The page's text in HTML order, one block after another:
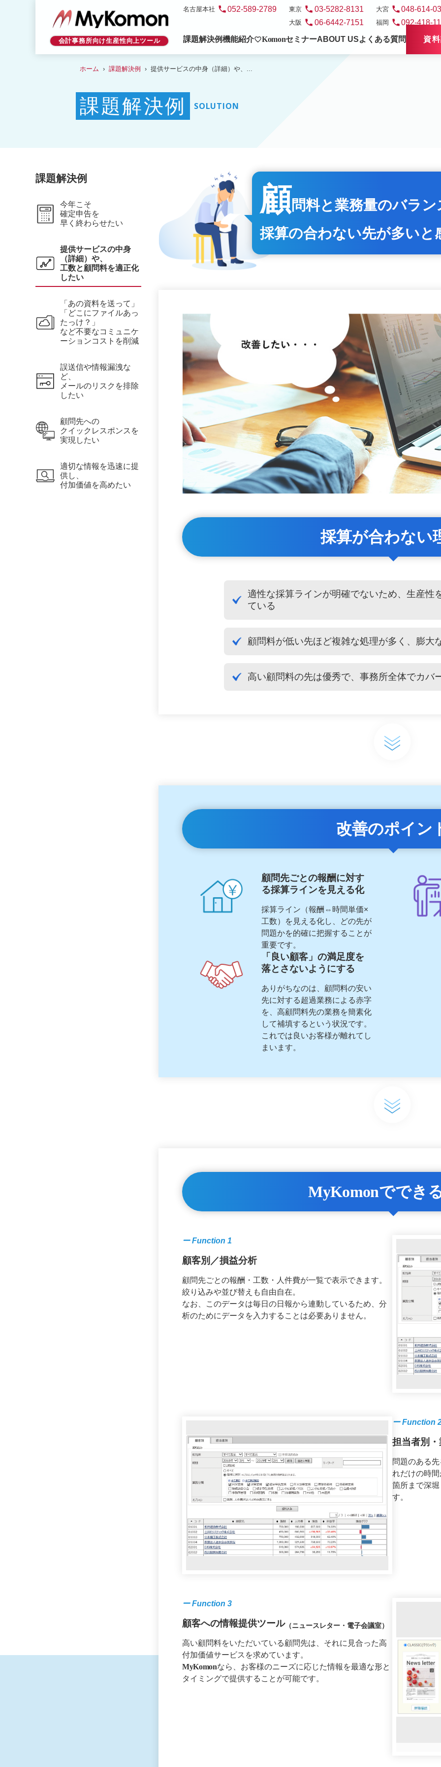
会計事務所向け生産性向上ツール
名古屋本社 phone052-589-2789 東京 phone 03-5282-8131 大宮 phone048-614-
大阪 phone 06-6442-7151 福岡 phone092-418-
課題解決例機能紹介favorite_borderKomonセミナーABOUT USよくある質問 資
ホーム 課題解決例 提供サービスの中身（詳細）や、...
課題解決例 SOLUTION
課題解決例
今年こそ
確定申告を
早く終わらせたい
提供サービスの中身
（詳細）や、
工数と顧問料を適正化
したい
「あの資料を送って」
「どこにファイルあっ
たっけ？」
など不要なコミュニケ
ーションコストを削減
誤送信や情報漏洩な
ど、
メールのリスクを排除
したい
顧問先への
クイックレスポンスを
実現したい
適切な情報を迅速に提
供し、
付加価値を高めたい
顧問料と業務量のバラ
採算の合わない先が多いと
採算が合わない
適性な採算ラインが明確でないため、生産性
ている
顧問料が低い先ほど複雑な処理が多く、膨大
高い顧問料の先は優秀で、事務所全体でカバ
改善のポイン
顧問先ごとの報酬に対す
る採算ラインを見える化
採算ライン（報酬⇔時間単価×
工数）を見える化し、どの先が
問題かを的確に把握することが
重要です。
「良い顧客」の満足度を
落とさないようにする
ありがちなのは、顧問料の安い
先に対する超過業務による赤字
を、高顧問料先の業務を簡素化
して補填するという状況です。
これでは良いお客様が離れてし
まいます。
MyKomonででき
ー Function 1
顧客別／損益分析
顧問先ごとの報酬・工数・人件費が一覧で表示できます。
絞り込みや並び替えも自由自在。
なお、このデータは毎日の日報から連動しているため、分
析のためにデータを入力することは必要ありません。
ー Function
担当者別
問題のある
れだけの時
箇所まで深
す。
ー Function 3
顧客への情報提供ツール（ニュースレター・電子会議室）
高い顧問料をいただいている顧問先は、それに見合った高
付加価値サービスを求めています。
MyKomonなら、お客様のニーズに応じた情報を最適な形と
タイミングで提供することが可能です。